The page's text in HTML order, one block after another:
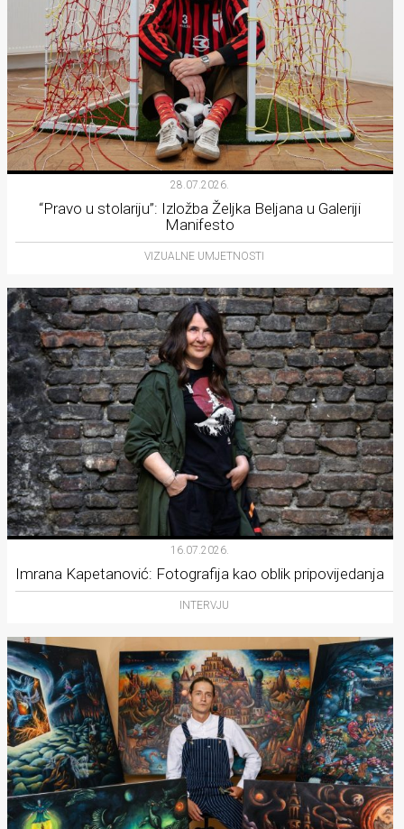
28.07.2026.
“Pravo u stolariju”: Izložba Željka Beljana u Galeriji
Manifesto
VIZUALNE UMJETNOSTI
16.07.2026.
Imrana Kapetanović: Fotografija kao oblik pripovijedanja
INTERVJU